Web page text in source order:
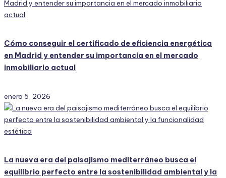
Cómo conseguir el certificado de eficiencia energética
en Madrid y entender su importancia en el mercado
inmobiliario actual
enero 5, 2026
La nueva era del paisajismo mediterráneo busca el
equilibrio perfecto entre la sostenibilidad ambiental y la